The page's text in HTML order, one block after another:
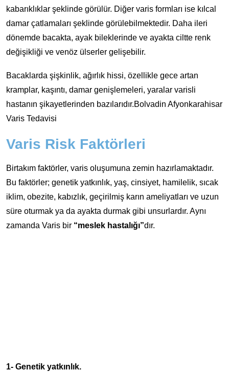
kabarıklıklar şeklinde görülür. Diğer varis formları ise kılcal
damar çatlamaları şeklinde görülebilmektedir. Daha ileri
dönemde bacakta, ayak bileklerinde ve ayakta ciltte renk
değişikliği ve venöz ülserler gelişebilir.
Bacaklarda şişkinlik, ağırlık hissi, özellikle gece artan
kramplar, kaşıntı, damar genişlemeleri, yaralar varisli
hastanın şikayetlerinden bazılarıdır.Bolvadin Afyonkarahisar
Varis Tedavisi
Varis Risk Faktörleri
Birtakım faktörler, varis oluşumuna zemin hazırlamaktadır.
Bu faktörler; genetik yatkınlık, yaş, cinsiyet, hamilelik, sıcak
iklim, obezite, kabızlık, geçirilmiş karın ameliyatları ve uzun
süre oturmak ya da ayakta durmak gibi unsurlardır. Aynı
zamanda Varis bir “meslek hastalığı”dır.
1- Genetik yatkınlık.